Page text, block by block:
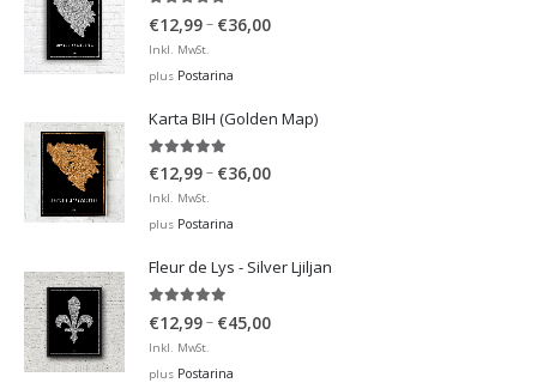
€12,99– €36,00Price
€36,00
Inkl. MwSt.
plus Postarina
Karta BIH (Golden Map)
4.93out of 5
€12,99– €36,00Price
€36,00
Inkl. MwSt.
plus Postarina
Fleur de Lys - Silver Ljiljan
€12,99– €45,00Price
Inkl. MwSt.
plus Postarina